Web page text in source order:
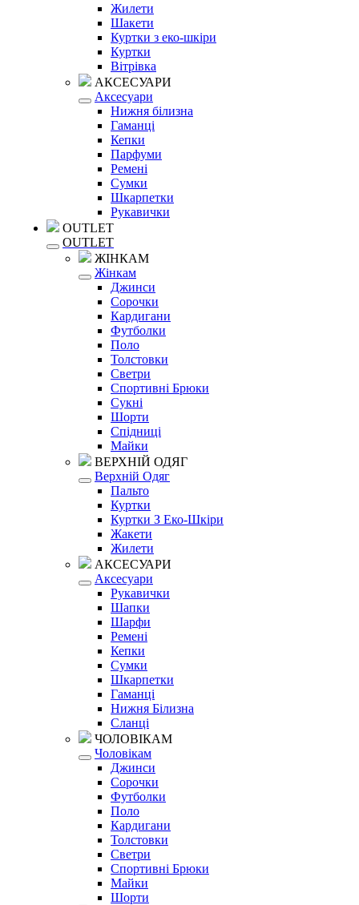
Жилети
Шакети
Куртки з еко-шкіри
Куртки
Вітрівка
АКСЕСУАРИ
Аксесуари
Нижня білизна
Гаманці
Кепки
Парфуми
Ремені
Сумки
Шкарпетки
Рукавички
OUTLET
OUTLET
ЖІНКАМ
Жінкам
Джинси
Сорочки
Кардигани
Футболки
Поло
Толстовки
Светри
Спортивні Брюки
Сукні
Шорти
Спідниці
Майки
ВЕРХНІЙ ОДЯГ
Верхній Одяг
Пальто
Куртки
Куртки З Еко-Шкіри
Жакети
Жилети
АКСЕСУАРИ
Аксесуари
Рукавички
Шапки
Шарфи
Ремені
Кепки
Сумки
Шкарпетки
Гаманці
Нижня Білизна
Сланці
ЧОЛОВІКАМ
Чоловікам
Джинси
Сорочки
Футболки
Поло
Кардигани
Толстовки
Светри
Спортивні Брюки
Майки
Шорти